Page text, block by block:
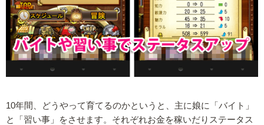
10年間、どうやって育てるのかというと、主に娘に「バイト」
と「習い事」をさせます。それぞれお金を稼いだりステータス